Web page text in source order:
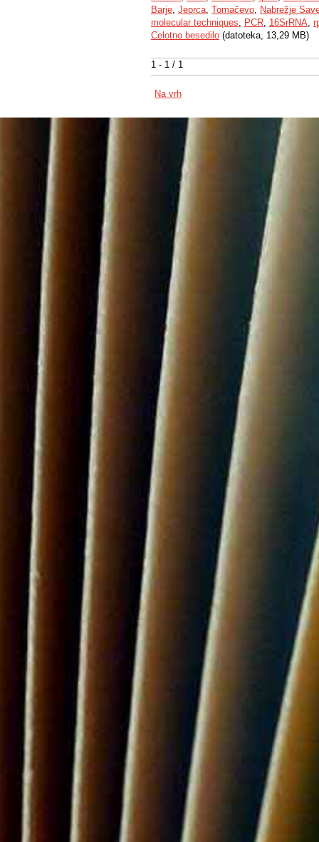
1 - 1 / 1
Barje, Jeprca, Tomačevo, Nabrežje
molecular techniques, PCR, 16SrRNA,
Celotno besedilo (datoteka, 13,29 MB)
Na vrh